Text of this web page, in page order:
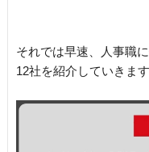
それでは早速、人事職
12社を紹介していきます